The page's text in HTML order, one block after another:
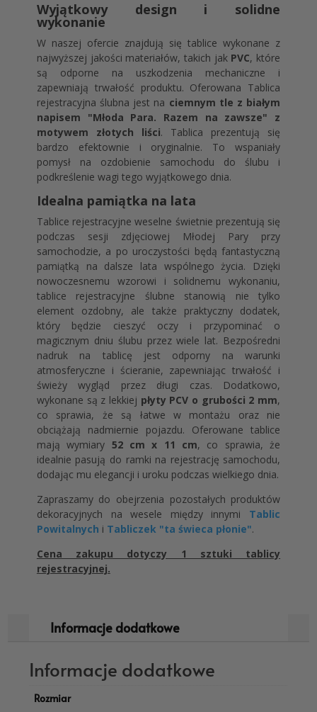
Wyjątkowy design i solidne
wykonanie
W naszej ofercie znajdują się tablice wykonane z
najwyższej jakości materiałów, takich jak PVC, które
są odporne na uszkodzenia mechaniczne i
zapewniają trwałość produktu. Oferowana Tablica
rejestracyjna ślubna jest na ciemnym tle z białym
napisem "Młoda Para. Razem na zawsze" z
motywem złotych liści. Tablica prezentują się
bardzo efektownie i oryginalnie. To wspaniały
pomysł na ozdobienie samochodu do ślubu i
podkreślenie wagi tego wyjątkowego dnia.
Idealna pamiątka na lata
Tablice rejestracyjne weselne świetnie prezentują się
podczas sesji zdjęciowej Młodej Pary przy
samochodzie, a po uroczystości będą fantastyczną
pamiątką na dalsze lata wspólnego życia. Dzięki
nowoczesnemu wzorowi i solidnemu wykonaniu,
tablice rejestracyjne ślubne stanowią nie tylko
element ozdobny, ale także praktyczny dodatek,
który będzie cieszyć oczy i przypominać o
magicznym dniu ślubu przez wiele lat. Bezpośredni
nadruk na tablicę jest odporny na warunki
atmosferyczne i ścieranie, zapewniając trwałość i
świeży wygląd przez długi czas. Dodatkowo,
wykonane są z lekkiej płyty PCV o grubości 2 mm,
co sprawia, że są łatwe w montażu oraz nie
obciążają nadmiernie pojazdu. Oferowane tablice
mają wymiary 52 cm x 11 cm, co sprawia, że
idealnie pasują do ramki na rejestrację samochodu,
dodając mu elegancji i uroku podczas wielkiego dnia.
Zapraszamy do obejrzenia pozostałych produktów
dekoracyjnych na wesele między innymi Tablic
Powitalnych i Tabliczek "ta świeca płonie".
Cena zakupu dotyczy 1 sztuki tablicy
rejestracyjnej.
Informacje dodatkowe
Informacje dodatkowe
Rozmiar